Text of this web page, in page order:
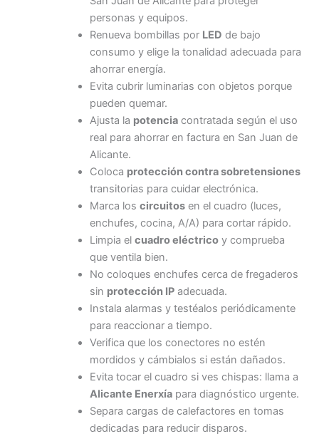
personas y equipos.
Renueva bombillas por LED de bajo
consumo y elige la tonalidad adecuada para
ahorrar energía.
Evita cubrir luminarias con objetos porque
pueden quemar.
Ajusta la potenciacontratada según el uso
real para ahorrar en factura en San Juan de
Alicante.
Coloca protección contra sobretensiones
transitorias para cuidar electrónica.
Marca los circuitosen el cuadro (luces,
enchufes, cocina, A/A) para cortar rápido.
Limpia el cuadro eléctricoy comprueba
que ventila bien.
No coloques enchufes cerca de fregaderos
sin protección IPadecuada.
Instala alarmas y testéalos periódicamente
para reaccionar a tiempo.
Verifica que los conectores no estén
mordidos y cámbialos si están dañados.
Evita tocar el cuadro si ves chispas: llama a
Alicante Enerxíapara diagnóstico urgente.
Separa cargas de calefactores en tomas
dedicadas para reducir disparos.